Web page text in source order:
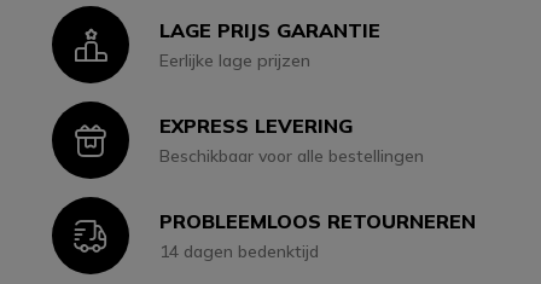
IconLAGE PRIJS GARANTIE
Eerlijke lage prijzen
IconEXPRESS LEVERING
Beschikbaar voor alle bestellingen
IconPROBLEEMLOOS RETOURNEREN
14 dagen bedenktijd